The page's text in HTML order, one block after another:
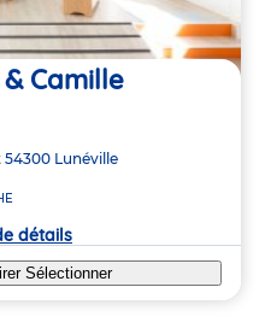
Camille
54300 Lunéville
détails
Sélectionner